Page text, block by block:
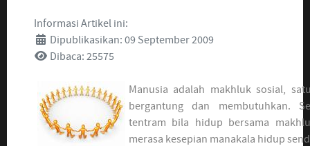
Informasi Artikel ini:
Dipublikasikan: 09 September 2009
Dibaca: 25575
Manusia adalah makhluk sosial,
bergantung dan membutuhkan.
tentram bila hidup bersama
merasa kesepian manakala hidup